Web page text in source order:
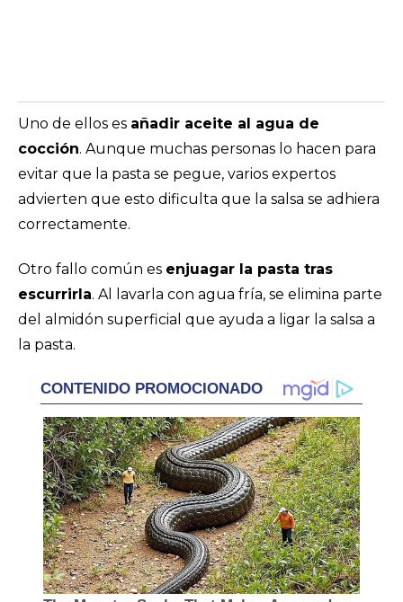
Uno de ellos es añadir aceite al agua de
cocción. Aunque muchas personas lo hacen para
evitar que la pasta se pegue, varios expertos
advierten que esto dificulta que la salsa se adhiera
correctamente.
Otro fallo común es enjuagar la pasta tras
escurrirla. Al lavarla con agua fría, se elimina parte
del almidón superficial que ayuda a ligar la salsa a
la pasta.